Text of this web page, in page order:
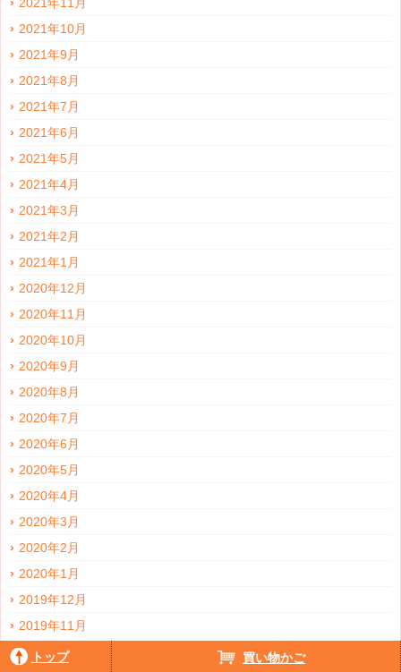
2021年11月
2021年10月
2021年9月
2021年8月
2021年7月
2021年6月
2021年5月
2021年4月
2021年3月
2021年2月
2021年1月
2020年12月
2020年11月
2020年10月
2020年9月
2020年8月
2020年7月
2020年6月
2020年5月
2020年4月
2020年3月
2020年2月
2020年1月
2019年12月
2019年11月
2019年10月
トップ 買い物かご